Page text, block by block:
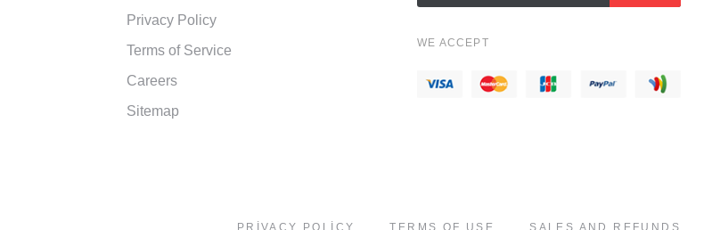
Privacy Policy
Terms of Service
Careers
Sitemap
WE ACCEPT
PRIVACY POLICY TERMS OF USE SALES AND REFUNDS